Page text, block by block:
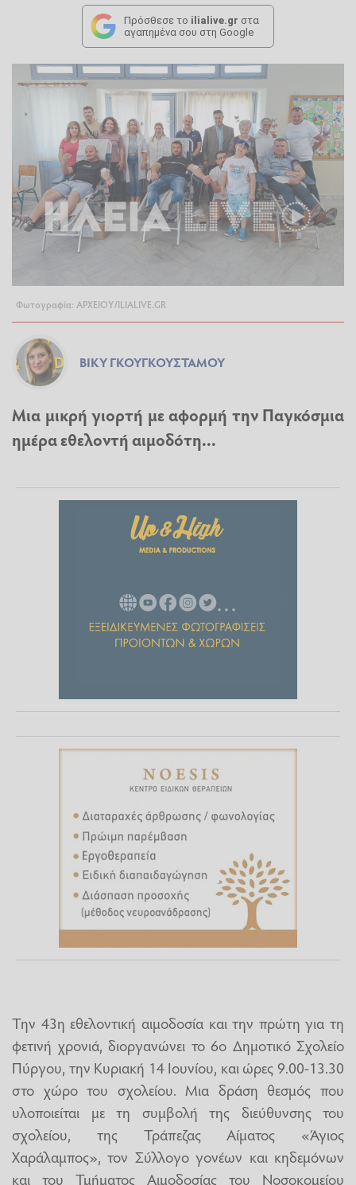
Πρόσθεσε το ilialive.gr στα
αγαπημένα σου στη Google
Φωτογραφία: ΑΡΧΕΙΟΥ/ILIALIVE.GR
ΒΊΚΥ ΓΚΟΥΓΚΟΥΣΤΆΜΟΥ
Μια μικρή γιορτή με αφορμή την Παγκόσμια
ημέρα εθελοντή αιμοδότη...
Την 43η εθελοντική αιμοδοσία και την πρώτη για τη
φετινή χρονιά, διοργανώνει το 6ο Δημοτικό Σχολείο
Πύργου, την Κυριακή 14 Ιουνίου, και ώρες 9.00-13.30
στο χώρο του σχολείου. Μια δράση θεσμός που
υλοποιείται με τη συμβολή της διεύθυνσης του
σχολείου, της Τράπεζας Αίματος «Άγιος
Χαράλαμπος», τον Σύλλογο γονέων και κηδεμόνων
και του Τμήματος Αιμοδοσίας του Νοσοκομείου